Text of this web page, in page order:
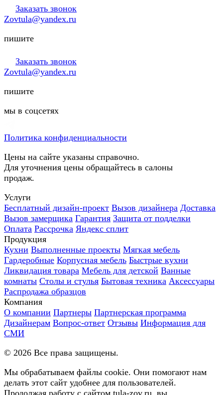
Заказать звонок
Zovtula@yandex.ru
пишите
Заказать звонок
Zovtula@yandex.ru
пишите
мы в соцсетях
Политика конфиденциальности
Цены на сайте указаны справочно.
Для уточнения цены обращайтесь в салоны
продаж.
Услуги
Бесплатный дизайн-проект Вызов дизайнера Доставка
Вызов замерщика Гарантия Защита от подделки
Оплата Рассрочка Яндекс сплит
Продукция
Кухни Выполненные проекты Мягкая мебель
Гардеробные Корпусная мебель Быстрые кухни
Ликвидация товара Мебель для детской Ванные
комнаты Столы и стулья Бытовая техника Аксессуары
Распродажа образцов
Компания
О компании Партнеры Партнерская программа
Дизайнерам Вопрос-ответ Отзывы Информация для
СМИ
© 2026 Все права защищены.
Мы обрабатываем файлы cookie. Они помогают нам
делать этот сайт удобнее для пользователей.
Продолжая работу с сайтом tula-zov.ru, вы